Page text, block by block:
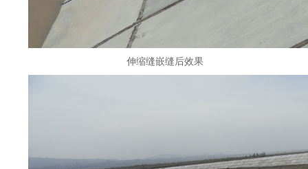
伸缩缝嵌缝后效果